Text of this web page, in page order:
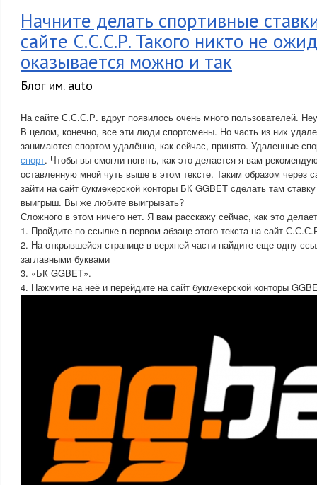
Начните делать спортивные
сайте С.С.С.Р. Такого никто не
оказывается можно и так
Блог им. auto
На сайте С.С.С.Р. вдруг появилось очень много пользователей.
В целом, конечно, все эти люди спортсмены. Но часть из них
занимаются спортом удалённо, как сейчас, принято. Удаленные
спорт. Чтобы вы смогли понять, как это делается я вам
оставленную мной чуть выше в этом тексте. Таким образом
зайти на сайт букмекерской конторы БК GGBET сделать там
выигрыш. Вы же любите выигрывать?
Сложного в этом ничего нет. Я вам расскажу сейчас, как это
1. Пройдите по ссылке в первом абзаце этого текста на сайт
2. На открывшейся странице в верхней части найдите еще одну
заглавными буквами
3. «БК GGBET».
4. Нажмите на неё и перейдите на сайт букмекерской конторы